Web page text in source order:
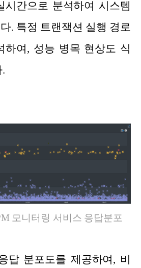
시간으로 분석하여 시스템
. 특정 트랜잭션 실행 경로
하여, 성능 병목 현상도 식
모니터링 서비스 응답분포
답 분포도를 제공하여, 비